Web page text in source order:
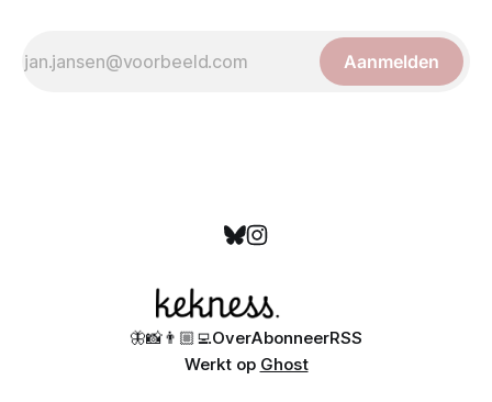
Aanmelden
🦋📸👨🏼‍💻OverAbonneerRSS
Werkt op Ghost